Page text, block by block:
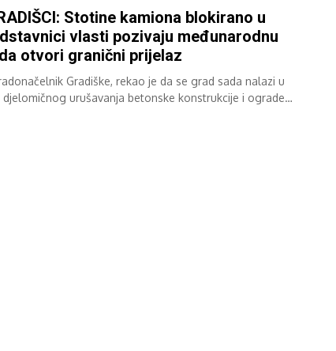
Stotine kamiona blokirano u
vlasti pozivaju međunarodnu
otvori granični prijelaz
Gradiške, rekao je da se grad sada nalazi u
urušavanja betonske konstrukcije i ograde